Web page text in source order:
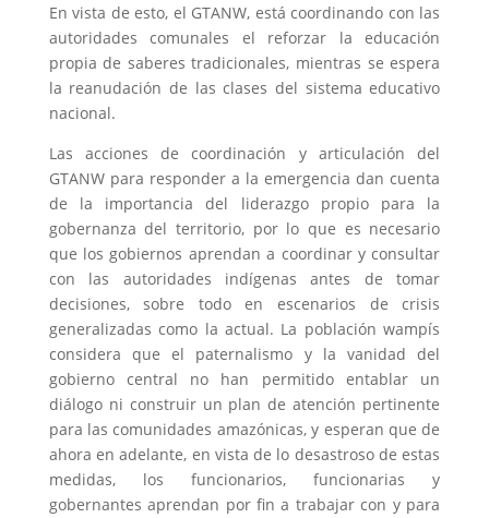
En vista de esto, el GTANW, está coordinando con las
autoridades comunales el reforzar la educación
propia de saberes tradicionales, mientras se espera
la reanudación de las clases del sistema educativo
nacional.
Las acciones de coordinación y articulación del
GTANW para responder a la emergencia dan cuenta
de la importancia del liderazgo propio para la
gobernanza del territorio, por lo que es necesario
que los gobiernos aprendan a coordinar y consultar
con las autoridades indígenas antes de tomar
decisiones, sobre todo en escenarios de crisis
generalizadas como la actual. La población wampís
considera que el paternalismo y la vanidad del
gobierno central no han permitido entablar un
diálogo ni construir un plan de atención pertinente
para las comunidades amazónicas, y esperan que de
ahora en adelante, en vista de lo desastroso de estas
medidas, los funcionarios, funcionarias y
gobernantes aprendan por fin a trabajar con y para